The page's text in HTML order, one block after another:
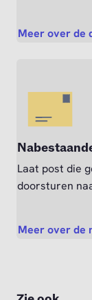
Meer over de
Laat post die
doorsturen
Meer over de